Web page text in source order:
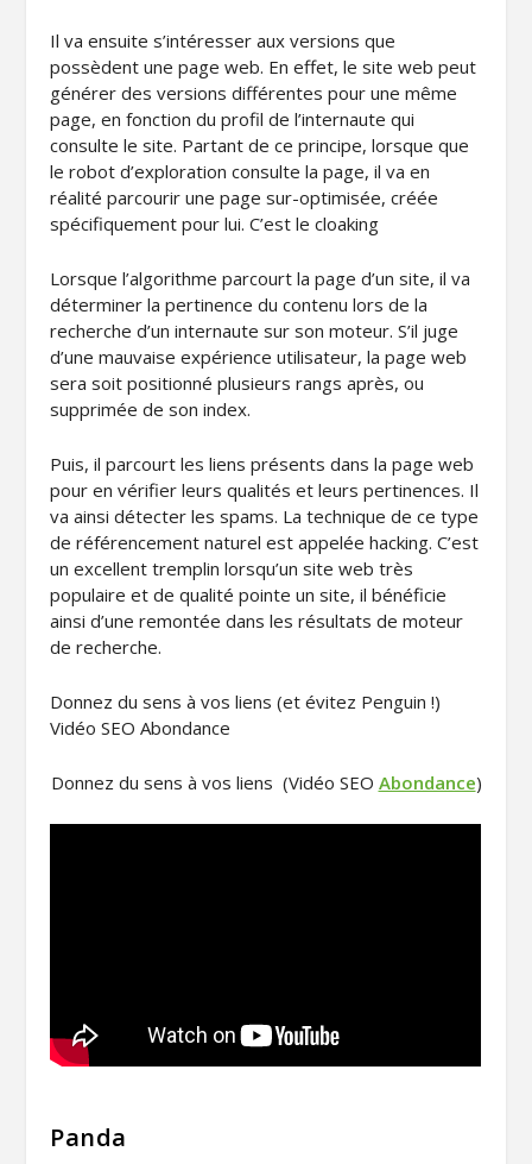
Il va ensuite s’intéresser aux versions que
possèdent une page web. En effet, le site web peut
générer des versions différentes pour une même
page, en fonction du profil de l’internaute qui
consulte le site. Partant de ce principe, lorsque que
le robot d’exploration consulte la page, il va en
réalité parcourir une page sur-optimisée, créée
spécifiquement pour lui. C’est le cloaking
Lorsque l’algorithme parcourt la page d’un site, il va
déterminer la pertinence du contenu lors de la
recherche d’un internaute sur son moteur. S’il juge
d’une mauvaise expérience utilisateur, la page web
sera soit positionné plusieurs rangs après, ou
supprimée de son index.
Puis, il parcourt les liens présents dans la page web
pour en vérifier leurs qualités et leurs pertinences. Il
va ainsi détecter les spams. La technique de ce type
de référencement naturel est appelée hacking. C’est
un excellent tremplin lorsqu’un site web très
populaire et de qualité pointe un site, il bénéficie
ainsi d’une remontée dans les résultats de moteur
de recherche.
Donnez du sens à vos liens (et évitez Penguin !)
Vidéo SEO Abondance
Donnez du sens à vos liens (Vidéo SEO Abondance)
Panda